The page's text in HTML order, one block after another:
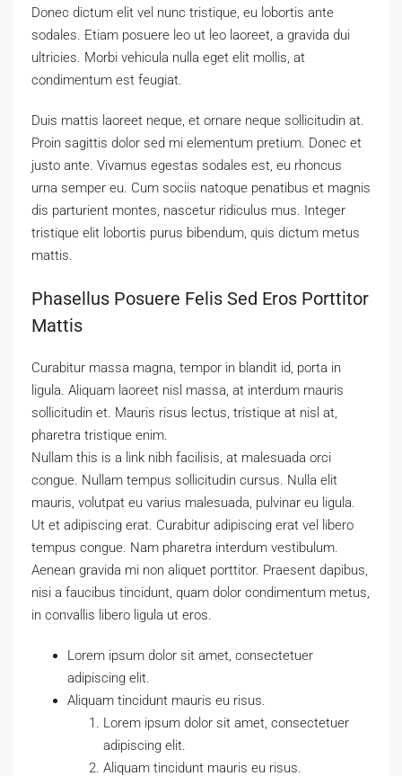
Donec dictum elit vel nunc tristique, eu lobortis ante
sodales. Etiam posuere leo ut leo laoreet, a gravida dui
ultricies. Morbi vehicula nulla eget elit mollis, at
condimentum est feugiat.
Duis mattis laoreet neque, et ornare neque sollicitudin at.
Proin sagittis dolor sed mi elementum pretium. Donec et
justo ante. Vivamus egestas sodales est, eu rhoncus
urna semper eu. Cum sociis natoque penatibus et magnis
dis parturient montes, nascetur ridiculus mus. Integer
tristique elit lobortis purus bibendum, quis dictum metus
mattis.
Phasellus Posuere Felis Sed Eros Porttitor
Mattis
Curabitur massa magna, tempor in blandit id, porta in
ligula. Aliquam laoreet nisl massa, at interdum mauris
sollicitudin et. Mauris risus lectus, tristique at nisl at,
pharetra tristique enim.
Nullam this is a link nibh facilisis, at malesuada orci
congue. Nullam tempus sollicitudin cursus. Nulla elit
mauris, volutpat eu varius malesuada, pulvinar eu ligula.
Ut et adipiscing erat. Curabitur adipiscing erat vel libero
tempus congue. Nam pharetra interdum vestibulum.
Aenean gravida mi non aliquet porttitor. Praesent dapibus,
nisi a faucibus tincidunt, quam dolor condimentum metus,
in convallis libero ligula ut eros.
Lorem ipsum dolor sit amet, consectetuer
adipiscing elit.
Aliquam tincidunt mauris eu risus.
Lorem ipsum dolor sit amet, consectetuer
adipiscing elit.
Aliquam tincidunt mauris eu risus.